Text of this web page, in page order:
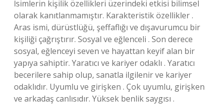
İsimlerin kişilik özellikleri üzerindeki etkisi bilimsel
olarak kanıtlanmamıştır. Karakteristik özellikler .
Aras ismi, dürüstlüğü, şeffaflığı ve dışavurumcu bir
kişiliği çağrıştırır. Sosyal ve eğlenceli . Son derece
sosyal, eğlenceyi seven ve hayattan keyif alan bir
yapıya sahiptir. Yaratıcı ve kariyer odaklı . Yaratıcı
becerilere sahip olup, sanatla ilgilenir ve kariyer
odaklıdır. Uyumlu ve girişken . Çok uyumlu, girişken
ve arkadaş canlısıdır. Yüksek benlik saygısı .